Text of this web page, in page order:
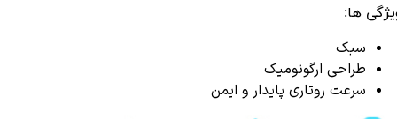
ها:
سبک
طراحی ارگونومیک
سرعت روتاری پایدار و ایمن